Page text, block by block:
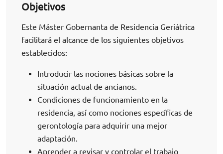
Objetivos
Este Máster Gobernanta de Residencia Geriátrica
facilitará el alcance de los siguientes objetivos
establecidos:
Introducir las nociones básicas sobre la
situación actual de ancianos.
Condiciones de funcionamiento en la
residencia, así como nociones específicas de
gerontología para adquirir una mejor
adaptación.
Aprender a revisar y controlar el trabajo